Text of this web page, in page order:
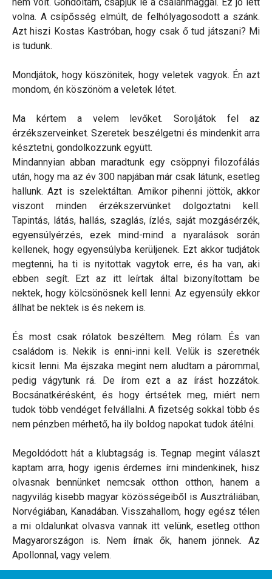
volna. A csípősség elmúlt, de felhólyagosodott a szánk.
Azt hiszi Kostas Kastróban, hogy csak ő tud játszani? Mi
is tudunk.
Mondjátok, hogy köszönitek, hogy veletek vagyok. Én azt
mondom, én köszönöm a veletek létet.
Ma kértem a velem levőket. Soroljátok fel az
érzékszerveinket. Szeretek beszélgetni és mindenkit arra
késztetni, gondolkozzunk együtt.
Mindannyian abban maradtunk egy csöppnyi filozofálás
után, hogy ma az év 300 napjában már csak látunk, esetleg
hallunk. Azt is szelektáltan. Amikor pihenni jöttök, akkor
viszont minden érzékszervünket dolgoztatni kell.
Tapintás, látás, hallás, szaglás, ízlés, saját mozgásérzék,
egyensúlyérzés, ezek mind-mind a nyaralások során
kellenek, hogy egyensúlyba kerüljenek. Ezt akkor tudjátok
megtenni, ha ti is nyitottak vagytok erre, és ha van, aki
ebben segít. Ezt az itt leírtak által bizonyítottam be
nektek, hogy kölcsönösnek kell lenni. Az egyensúly ekkor
állhat be nektek is és nekem is.
És most csak rólatok beszéltem. Meg rólam. És van
családom is. Nekik is enni-inni kell. Velük is szeretnék
kicsit lenni. Ma éjszaka megint nem aludtam a párommal,
pedig vágytunk rá. De írom ezt a az írást hozzátok.
Bocsánatkérésként, és hogy értsétek meg, miért nem
tudok több vendéget felvállalni. A fizetség sokkal több és
nem pénzben mérhető, ha ily boldog napokat tudok átélni.
Megoldódott hát a klubtagság is. Tegnap megint választ
kaptam arra, hogy igenis érdemes írni mindenkinek, hisz
olvasnak bennünket nemcsak otthon otthon, hanem a
nagyvilág kisebb magyar közösségeiből is Ausztráliában,
Norvégiában, Kanadában. Visszahallom, hogy egész télen
a mi oldalunkat olvasva vannak itt velünk, esetleg otthon
Magyarországon is. Nem írnak ők, hanem jönnek. Az
Apollonnal, vagy velem.